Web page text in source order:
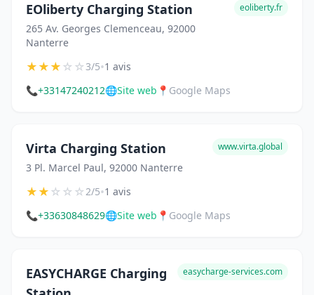
EOliberty Charging Station
265 Av. Georges Clemenceau, 92000
Nanterre
eoliberty.fr
★★★☆☆3/5•1 avis
📞+33147240212🌐Site web 📍 Google Maps
Virta Charging Station
3 Pl. Marcel Paul, 92000 Nanterre
www.virta.global
★★☆☆☆2/5•1 avis
📞+33630848629🌐Site web 📍 Google Maps
EASYCHARGE Charging
easycharge-services.com